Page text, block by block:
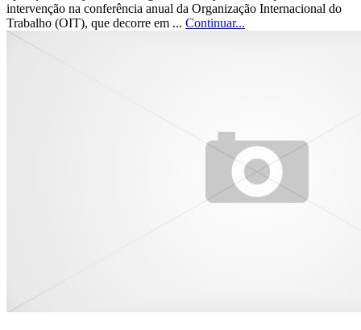
intervenção na conferência anual da Organização Internacional do
Trabalho (OIT), que decorre em ... Continuar...